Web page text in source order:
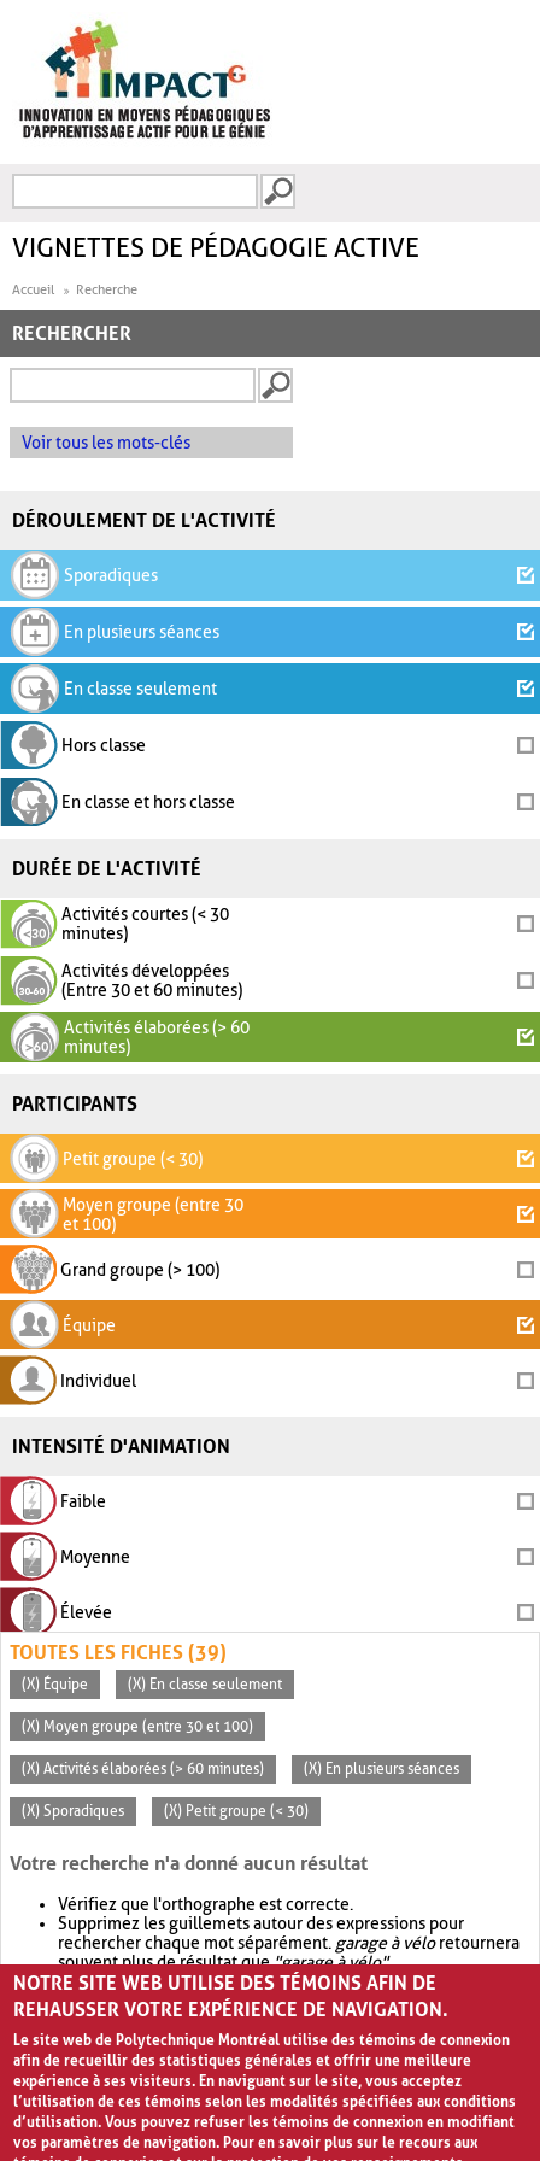
FORMULAIRE DE
VIGNETTES DE PÉDAGOGIE ACTIVE
Accueil Recherche
RECHERCHER
Voir tous les mots-clés
DÉROULEMENT DE L'ACTIVITÉ
Sporadiques
En plusieurs séances
En classe seulement
Hors classe
En classe et hors classe
DURÉE DE L'ACTIVITÉ
Activités courtes (< 30
minutes)
Activités développées
(Entre 30 et 60 minutes)
Activités élaborées (> 60
minutes)
PARTICIPANTS
Petit groupe (< 30)
Moyen groupe (entre 30
et 100)
Grand groupe (> 100)
Équipe
Individuel
INTENSITÉ D'ANIMATION
Faible
Moyenne
Élevée
TOUTES LES FICHES (39)
(X) Équipe (X) En classe seulement
(X) Moyen groupe (entre 30 et 100)
(X) Activités élaborées (> 60 minutes) (X) En plusieurs séances
(X) Sporadiques (X) Petit groupe (< 30)
Votre recherche n'a donné aucun résultat
Vérifiez que l'orthographe est correcte.
Supprimez les guillemets autour des expressions pour
rechercher chaque mot séparément. garage à véloretournera
souvent plus de résultat que"garage à vélo".
Envisagez d'élargir votre recherche avec OR.garage OR vélo
retournera souvent plus de résultat quegarage à vélo
NOTRE SITE WEB UTILISE DES TÉMOINS AFIN DE
REHAUSSER VOTRE EXPÉRIENCE DE NAVIGATION.
Le site web de Polytechnique Montréal utilise des témoins de connexion
afin de recueillir des statistiques générales et offrir une meilleure
expérience à ses visiteurs. En naviguant sur le site, vous acceptez
l’utilisation de ces témoins selon les modalités spécifiées aux conditions
d’utilisation. Vous pouvez refuser les témoins de connexion en modifiant
vos paramètres de navigation. Pour en savoir plus sur le recours aux